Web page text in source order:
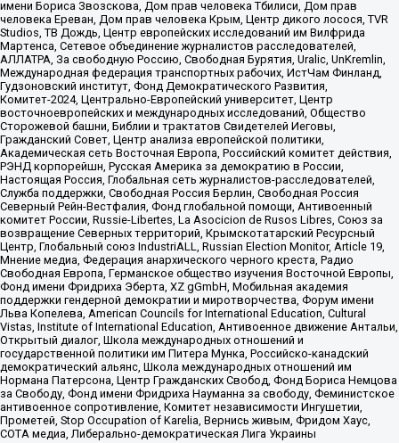
имени Бориса Звозскова, Дом прав человека Тбилиси, Дом прав
человека Ереван, Дом прав человека Крым, Центр дикого лосося, TVR
Studios, ТВ Дождь, Центр европейских исследований им Вилфрида
Мартенса, Сетевое объединение журналистов расследователей,
АЛЛАТРА, За свободную Россию, Свободная Бурятия, Uralic, UnKremlin,
Международная федерация транспортных рабочих, ИстЧам Финланд,
Гудзоновский институт, Фонд Демократического Развития,
Комитет-2024, Центрально-Европейский университет, Центр
восточноевропейских и международных исследований, Общество
Сторожевой башни, Библии и трактатов Свидетелей Иеговы,
Гражданский Совет, Центр анализа европейской политики,
Академическая сеть Восточная Европа, Российский комитет действия,
РЭНД корпорейшн, Русская Америка за демократию в России,
Настоящая Россия, Глобальная сеть журналистов-расследователей,
Служба поддержки, Свободная Россия Берлин, Свободная Россия
Северный Рейн-Вестфалия, Фонд глобальной помощи, Антивоенный
комитет России, Russie-Libertes, La Asocicion de Rusos Libres, Союз за
возвращение Северных территорий, Крымскотатарский Ресурсный
Центр, Глобальный союз IndustriALL, Russian Election Monitor, Article 19,
Мнение медиа, Федерация анархического черного креста, Радио
Свободная Европа, Германское общество изучения Восточной Европы,
Фонд имени Фридриха Эберта, XZ gGmbH, Мобильная академия
поддержки гендерной демократии и миротворчества, Форум имени
Льва Копелева, American Councils for International Education, Cultural
Vistas, Institute of International Education, Антивоенное движение Антальи,
Открытый диалог, Школа международных отношений и
государственной политики им Питера Мунка, Российско-канадский
демократический альянс, Школа международных отношений им
Нормана Патерсона, Центр Гражданских Свобод, Фонд Бориса Немцова
за Свободу, Фонд имени Фридриха Науманна за свободу, Феминистское
антивоенное сопротивление, Комитет независимости Ингушетии,
Прометей, Stop Occupation of Karelia, Вернись живым, Фридом Хаус,
СОТА медиа, Либерально-демократическая Лига Украины